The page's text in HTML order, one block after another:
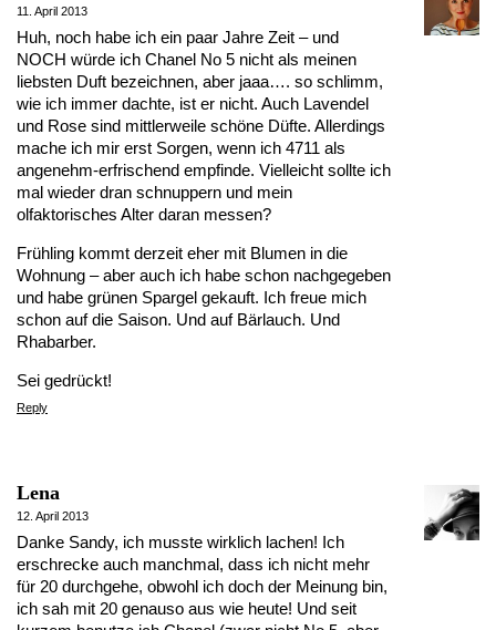
11. April 2013
Huh, noch habe ich ein paar Jahre Zeit – und
NOCH würde ich Chanel No 5 nicht als meinen
liebsten Duft bezeichnen, aber jaaa…. so schlimm,
wie ich immer dachte, ist er nicht. Auch Lavendel
und Rose sind mittlerweile schöne Düfte. Allerdings
mache ich mir erst Sorgen, wenn ich 4711 als
angenehm-erfrischend empfinde. Vielleicht sollte ich
mal wieder dran schnuppern und mein
olfaktorisches Alter daran messen?
Frühling kommt derzeit eher mit Blumen in die
Wohnung – aber auch ich habe schon nachgegeben
und habe grünen Spargel gekauft. Ich freue mich
schon auf die Saison. Und auf Bärlauch. Und
Rhabarber.
Sei gedrückt!
Reply
Lena
12. April 2013
Danke Sandy, ich musste wirklich lachen! Ich
erschrecke auch manchmal, dass ich nicht mehr
für 20 durchgehe, obwohl ich doch der Meinung bin,
ich sah mit 20 genauso aus wie heute! Und seit